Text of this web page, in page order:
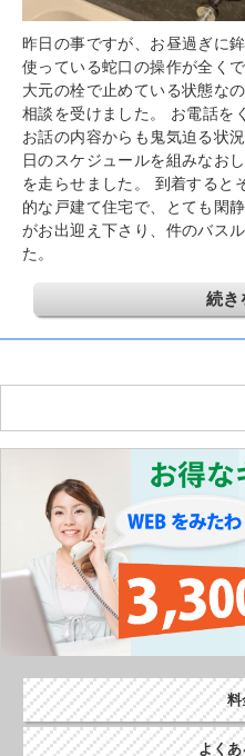
昨日の事ですが、お昼過ぎに
使っている蛇口の操作が全く
大元の栓で止めている状態な
相談を受けました。 お電話を
お話の内容からも鬼気迫る状
日のスケジュールを組みなお
を走らせました。 到着すると
的な戸建て住宅で、とても閑
がお出迎え下さり、件のバス
た。
続き
料
よくあ